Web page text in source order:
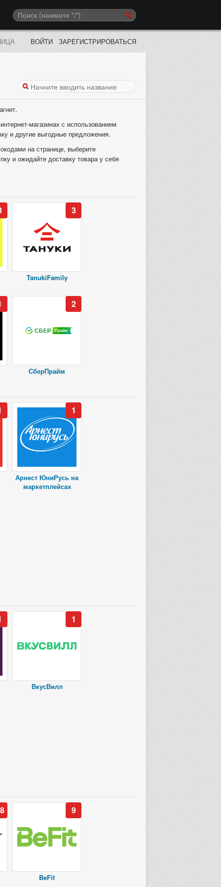
ВОЙТИ ЗАРЕГИСТРИРОВАТЬСЯ
магазинах с использованием
и другие выгодные предложения.
на странице, выберите
и ожидайте доставку товара у себя
3
TanukiFamily
2
СберПрайм
1
Арнест ЮниРусь на
маркетплейсах
1
ВкусВилл
9
BeFit